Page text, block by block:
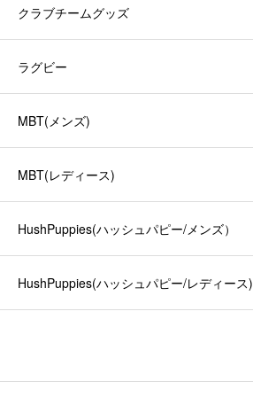
クラブチームグッズ
ラグビー
MBT(メンズ)
MBT(レディース)
HushPuppies(ハッシュパピー/メンズ）
HushPuppies(ハッシュパピー/レディース)